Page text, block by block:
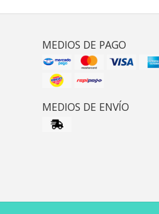
MEDIOS DE PAGO
MEDIOS DE ENVÍO